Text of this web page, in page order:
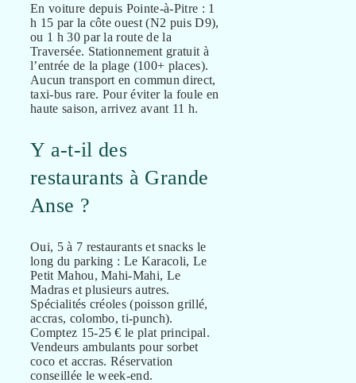
En voiture depuis Pointe-à-Pitre : 1
h 15 par la côte ouest (N2 puis D9),
ou 1 h 30 par la route de la
Traversée. Stationnement gratuit à
l’entrée de la plage (100+ places).
Aucun transport en commun direct,
taxi-bus rare. Pour éviter la foule en
haute saison, arrivez avant 11 h.
Y a-t-il des
restaurants à Grande
Anse ?
Oui, 5 à 7 restaurants et snacks le
long du parking : Le Karacoli, Le
Petit Mahou, Mahi-Mahi, Le
Madras et plusieurs autres.
Spécialités créoles (poisson grillé,
accras, colombo, ti-punch).
Comptez 15-25 € le plat principal.
Vendeurs ambulants pour sorbet
coco et accras. Réservation
conseillée le week-end.